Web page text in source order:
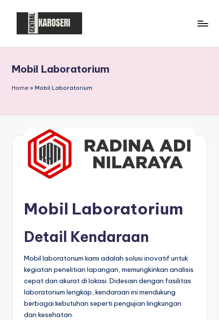
n
t
l
ri
Mobil Laboratorium
Home » Mobil Laboratorium
Mobil Laboratorium
Detail Kendaraan
Mobil laboratorium kami adalah solusi inovatif untuk
kegiatan penelitian lapangan, memungkinkan analisis
cepat dan akurat di lokasi. Didesain dengan fasilitas
laboratorium lengkap, kendaraan ini mendukung
berbagai kebutuhan seperti pengujian lingkungan
dan kesehatan.